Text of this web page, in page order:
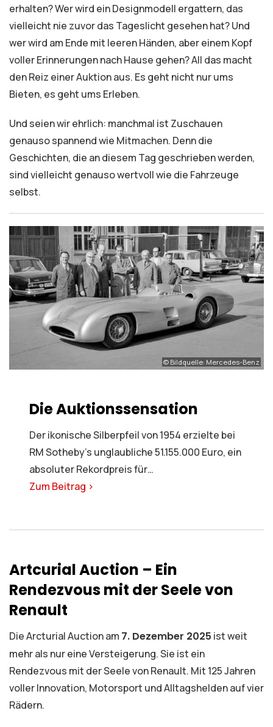
erhalten? Wer wird ein Designmodell ergattern, das
vielleicht nie zuvor das Tageslicht gesehen hat? Und
wer wird am Ende mit leeren Händen, aber einem Kopf
voller Erinnerungen nach Hause gehen? All das macht
den Reiz einer Auktion aus. Es geht nicht nur ums
Bieten, es geht ums Erleben.
Und seien wir ehrlich: manchmal ist Zuschauen
genauso spannend wie Mitmachen. Denn die
Geschichten, die an diesem Tag geschrieben werden,
sind vielleicht genauso wertvoll wie die Fahrzeuge
selbst.
© Bildquelle: Mercedes-Benz
Die Auktionssensation
Der ikonische Silberpfeil von 1954 erzielte bei
RM Sotheby’s unglaubliche 51.155.000 Euro, ein
absoluter Rekordpreis für…
Zum Beitrag >
Artcurial Auction – Ein
Rendezvous mit der Seele von
Renault
Die Arcturial Auction am 7. Dezember 2025 ist weit
mehr als nur eine Versteigerung. Sie ist ein
Rendezvous mit der Seele von Renault. Mit 125 Jahren
voller Innovation, Motorsport und Alltagshelden auf vier
Rädern.